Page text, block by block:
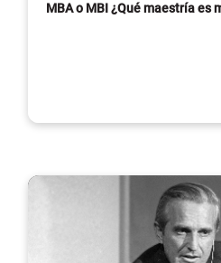
MBA o MBI ¿Qué maestría es